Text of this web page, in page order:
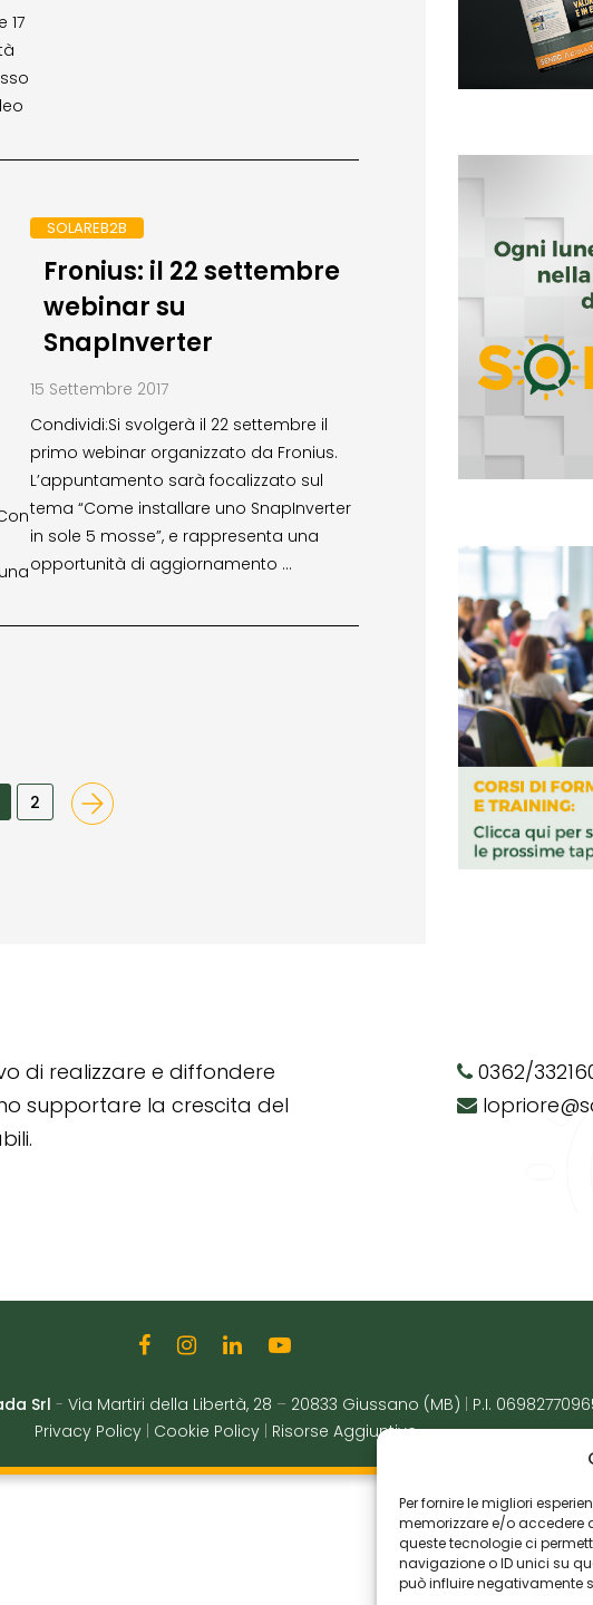
Per fornire le migliori
memorizzare e/o accedere
queste tecnologie ci
navigazione o ID unici su
può influire negativamente
17
SOLAREB2B
Fronius: il 22 settembre
webinar su
SnapInverter
15 Settembre 2017
Condividi:Si svolgerà il 22 settembre il
primo webinar organizzato da Fronius.
L’appuntamento sarà focalizzato sul
tema “Come installare uno SnapInverter
in sole 5 mosse”, e rappresenta una
opportunità di aggiornamento …
2
di realizzare e diffondere
supportare la crescita del
0362/
Srl - Via Martiri della Libertà, 28 – 20833 Giussano (MB)
P.I.
Privacy Policy
Cookie Policy Risorse Aggiuntive